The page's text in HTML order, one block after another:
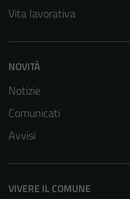
Vita lavorativa
NOVITÀ
Notizie
Comunicati
Avvisi
VIVERE IL COMUNE